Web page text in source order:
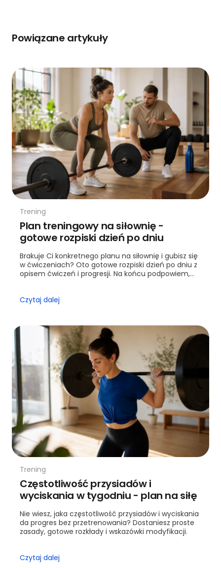
Powiązane artykuły
Trening
Plan treningowy na siłownię -
gotowe rozpiski dzień po dniu
Brakuje Ci konkretnego planu na siłownię i gubisz się
w ćwiczeniach? Oto gotowe rozpiski dzień po dniu z
opisem ćwiczeń i progresji. Na końcu podpowiem,
Czytaj dalej
Trening
Częstotliwość przysiadów i
wyciskania w tygodniu - plan na siłę
Nie wiesz, jaka częstotliwość przysiadów i wyciskania
da progres bez przetrenowania? Dostaniesz proste
zasady, gotowe rozkłady i wskazówki modyfikacji.
Czytaj dalej